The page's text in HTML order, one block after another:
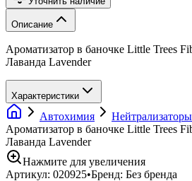
Описание
Ароматизатор в баночке Little Trees
Лаванда Lavender
Характеристики
Автохимия
Нейтрализаторы
Ароматизатор в баночке Little Trees
Лаванда Lavender
Нажмите для увеличения
Артикул: 020925•Бренд: Без бренда